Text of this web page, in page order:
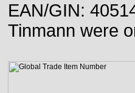
EAN/GIN:
Tinmann were